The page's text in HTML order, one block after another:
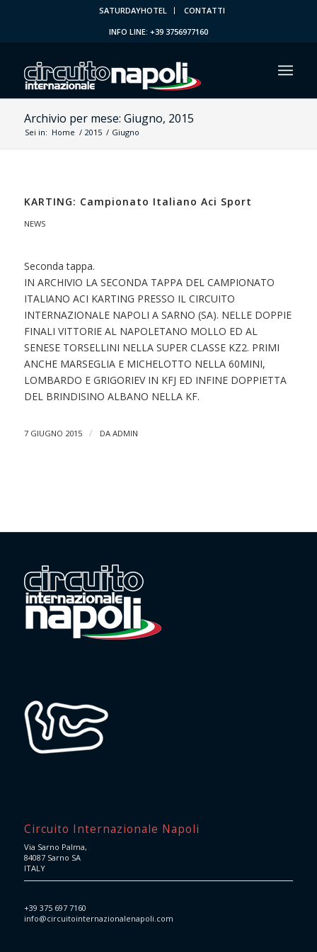
SATURDAYHOTEL
CONTATTI
INFO LINE: +39 3756977160
Archivio per mese: Giugno, 2015
Sei in: Home / 2015 / Giugno
KARTING: Campionato Italiano Aci Sport
NEWS
Seconda tappa.
IN ARCHIVIO LA SECONDA TAPPA DEL CAMPIONATO
ITALIANO ACI KARTING PRESSO IL CIRCUITO
INTERNAZIONALE NAPOLI A SARNO (SA). NELLE DOPPIE
FINALI VITTORIE AL NAPOLETANO MOLLO ED AL
SENESE TORSELLINI NELLA SUPER CLASSE KZ2. PRIMI
ANCHE MARSEGLIA E MICHELOTTO NELLA 60MINI,
LOMBARDO E GRIGORIEV IN KFJ ED INFINE DOPPIETTA
DEL BRINDISINO ALBANO NELLA KF.
7 GIUGNO 2015 / DA ADMIN
Circuito Internazionale Napoli
Via Sarno Palma,
84087 Sarno SA
ITALY
+39 375 697 7160
info@circuitointernazionalenapoli.com